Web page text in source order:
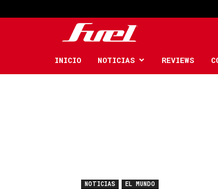
Car
INICIO NOTICIAS REVIEWS
NOTICIAS EL MUNDO